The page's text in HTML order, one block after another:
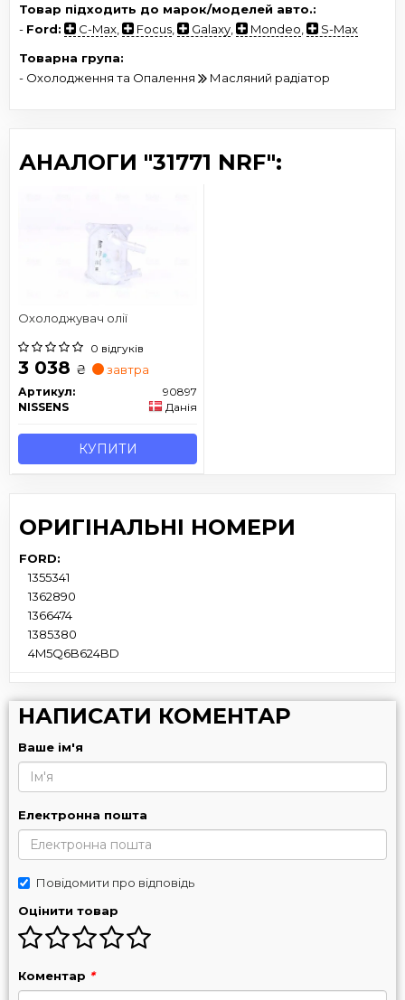
Товар підходить до марок/моделей авто.:
- Ford: C-Max Focus Galaxy Mondeo
S-Max
Товарна група:
- Охолодження та Опалення
Масляний радіатор
АНАЛОГИ "31771 NRF":
Охолоджувач олії
0 відгуків
3 038 ₴ завтра
Артикул:
90897
NISSENS
Данія
КУПИТИ
ОРИГІНАЛЬНІ НОМЕРИ
FORD:
1355341
1362890
1366474
1385380
4M5Q6B624BD
НАПИСАТИ КОМЕНТАР
Ваше ім'я
Електронна пошта
Повідомити про відповідь
Оцінити товар
Коментар *